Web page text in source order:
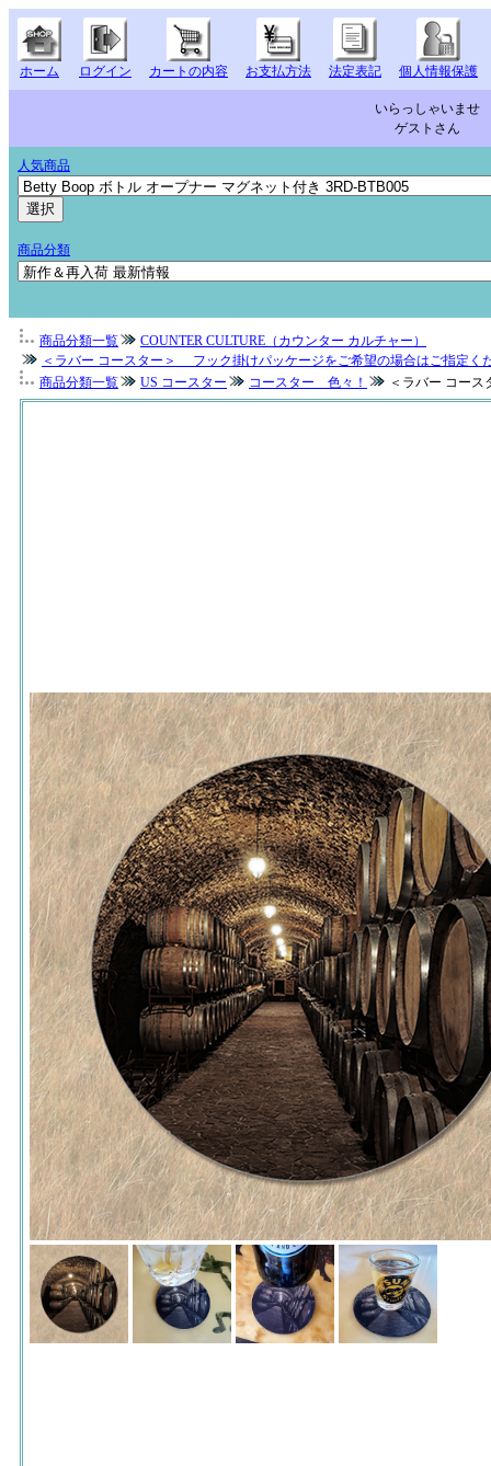
ホーム ログイン カートの内容 お支払方法 法定表記 個人情報保護
いらっしゃいませ
ゲストさん
人気商品
商品分類
商品分類一覧
COUNTER CULTURE（カウンター カルチャー）
＜ラバー コースター＞ フック掛けパッケージをご希望の場合はご指定く
商品分類一覧
US コースター コースター 色々！ ＜ラバー コー